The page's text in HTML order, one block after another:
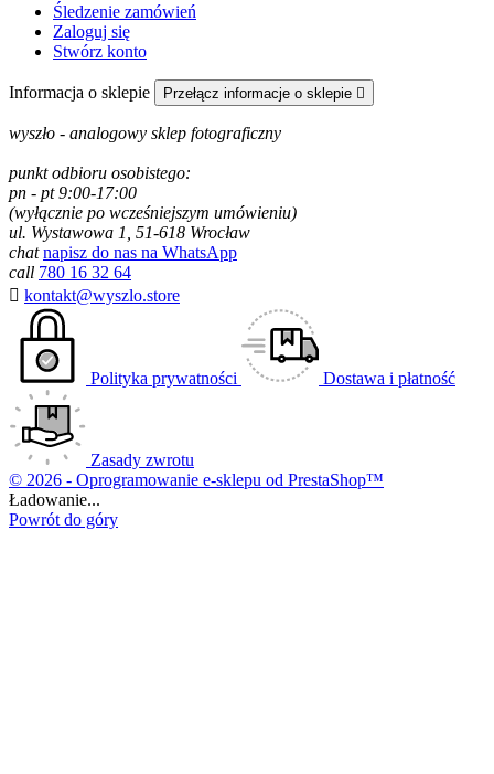
Śledzenie zamówień
Zaloguj się
Stwórz konto
Informacja o sklepie Przełącz informacje o sklepie 
wyszło - analogowy sklep fotograficzny
punkt odbioru osobistego:
pn - pt 9:00-17:00
(wyłącznie po wcześniejszym umówieniu)
ul. Wystawowa 1, 51-618 Wrocław
chat napisz do nas na WhatsApp
call 780 16 32 64
 kontakt@wyszlo.store
Polityka prywatności Dostawa i płatność
Zasady zwrotu
© 2026 - Oprogramowanie e-sklepu od PrestaShop™
Ładowanie...
Powrót do góry